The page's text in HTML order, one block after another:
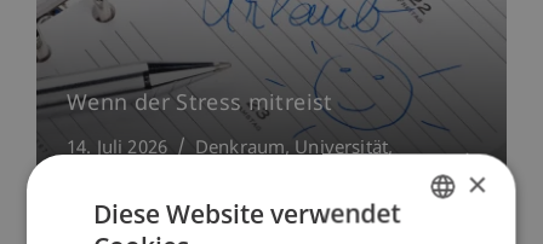
Wenn der Stress mitreist
14. Juli 2026 Denkraum Universität
×
Diese Website verwendet